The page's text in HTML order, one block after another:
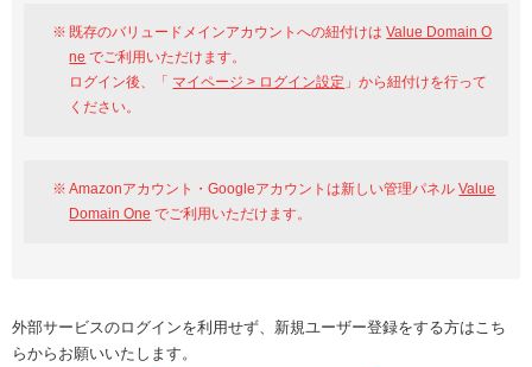
既存のバリュードメインアカウントへの紐付けはValue Domain O
ne でご利用いただけます。
ログイン後、「 マイページ > ログイン設定 」から紐付けを行って
ください。
Amazonアカウント・Googleアカウントは新しい管理パネルValue
Domain One でご利用いただけます。
外部サービスのログインを利用せず、新規ユーザー登録をする方はこち
らからお願いいたします。